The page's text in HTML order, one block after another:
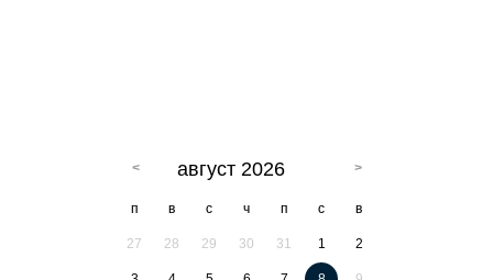
август 2026
п в с ч п с в
27 28 29 30 31 1 2